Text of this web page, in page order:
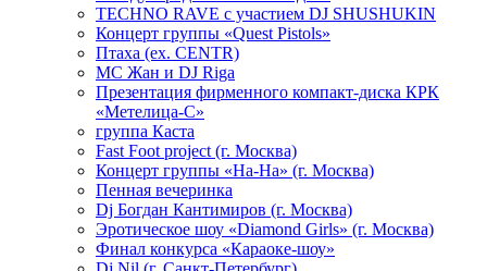
TECHNO RAVE с участием DJ SHUSHUKIN
Концерт группы «Quest Pistols»
Птаха (ex. CENTR)
МС Жан и DJ Riga
Презентация фирменного компакт-диска КРК
«Метелица-С»
группа Каста
Fast Foot project (г. Москва)
Концерт группы «На-На» (г. Москва)
Пенная вечеринка
Dj Богдан Кантимиров (г. Москва)
Эротическое шоу «Diamond Girls» (г. Москва)
Финал конкурса «Караоке-шоу»